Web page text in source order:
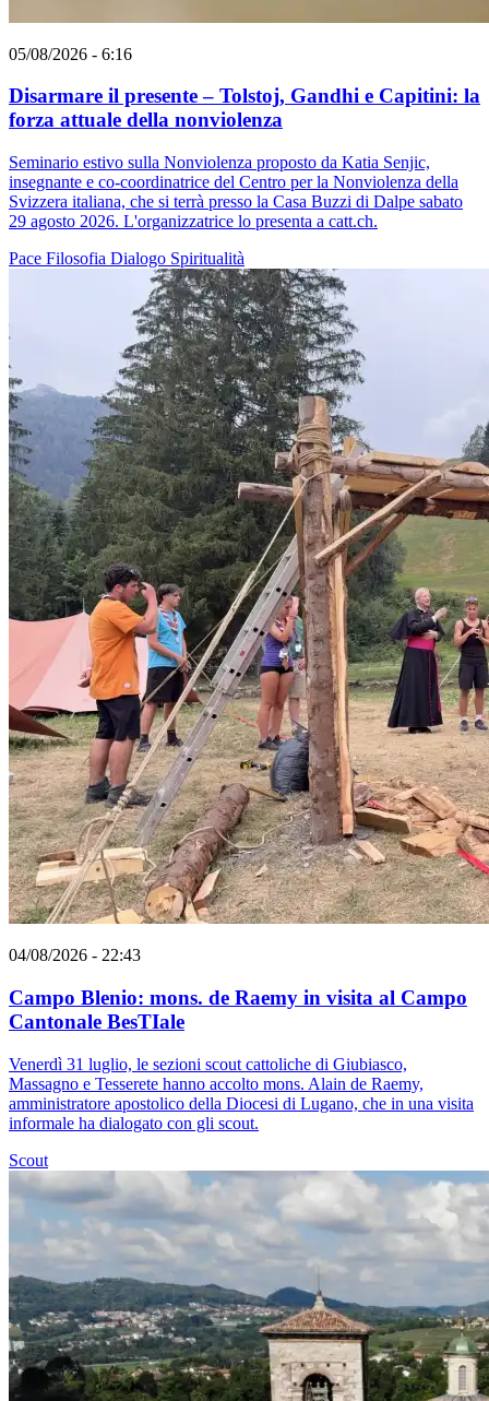
05/08/2026 - 6:16
Disarmare il presente – Tolstoj, Gandhi e Capitini: la
forza attuale della nonviolenza
Seminario estivo sulla Nonviolenza proposto da Katia Senjic,
insegnante e co-coordinatrice del Centro per la Nonviolenza della
Svizzera italiana, che si terrà presso la Casa Buzzi di Dalpe sabato
29 agosto 2026. L'organizzatrice lo presenta a catt.ch.
Pace Filosofia Dialogo Spiritualità
04/08/2026 - 22:43
Campo Blenio: mons. de Raemy in visita al Campo
Cantonale BesTIale
Venerdì 31 luglio, le sezioni scout cattoliche di Giubiasco,
Massagno e Tesserete hanno accolto mons. Alain de Raemy,
amministratore apostolico della Diocesi di Lugano, che in una visita
informale ha dialogato con gli scout.
Scout